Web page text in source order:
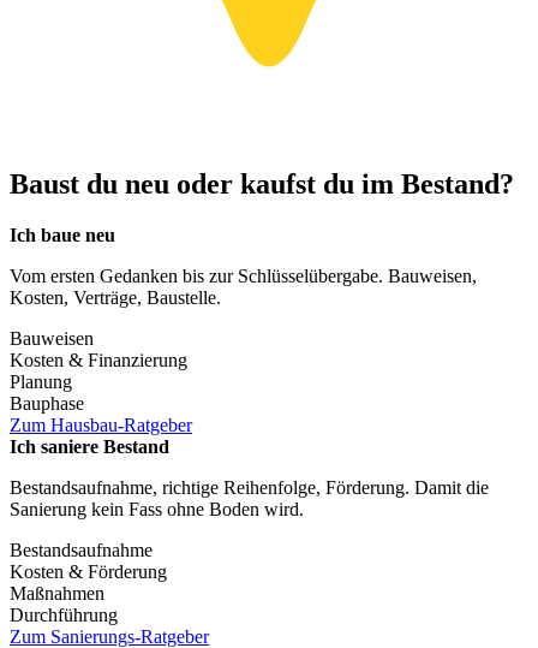
Baust du neu oder kaufst du im Bestand?
Ich baue neu
Vom ersten Gedanken bis zur Schlüsselübergabe. Bauweisen,
Kosten, Verträge, Baustelle.
Bauweisen
Kosten & Finanzierung
Planung
Bauphase
Zum Hausbau-Ratgeber
Ich saniere Bestand
Bestandsaufnahme, richtige Reihenfolge, Förderung. Damit die
Sanierung kein Fass ohne Boden wird.
Bestandsaufnahme
Kosten & Förderung
Maßnahmen
Durchführung
Zum Sanierungs-Ratgeber